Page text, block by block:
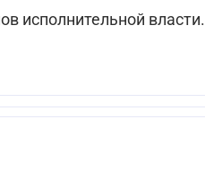
исполнительной власти.